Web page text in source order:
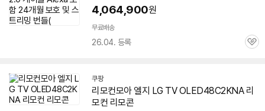
4,064,900원
무료배송
26.04. 등록
관
쿠팡
리모컨모아 엘지 LG TV OLED48C2KNA 리
모컨 리모콘